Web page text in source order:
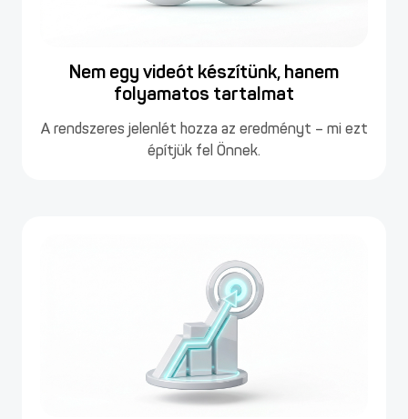
Nem egy videót készítünk, hanem
folyamatos tartalmat
A rendszeres jelenlét hozza az eredményt – mi ezt
építjük fel Önnek.